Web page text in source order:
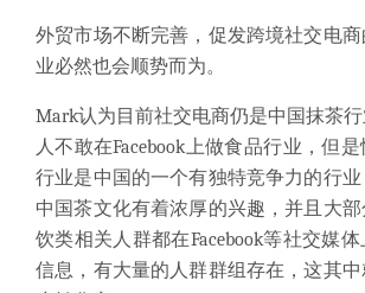
外贸市场不断完善，促发跨境社交电
业必然也会顺势而为。
Mark认为目前社交电商仍是中国抹茶
人不敢在Facebook上做食品行业，但
行业是中国的一个有独特竞争力的行
中国茶文化有着浓厚的兴趣，并且大
饮类相关人群都在Facebook等社交媒
信息，有大量的人群群组存在，这其